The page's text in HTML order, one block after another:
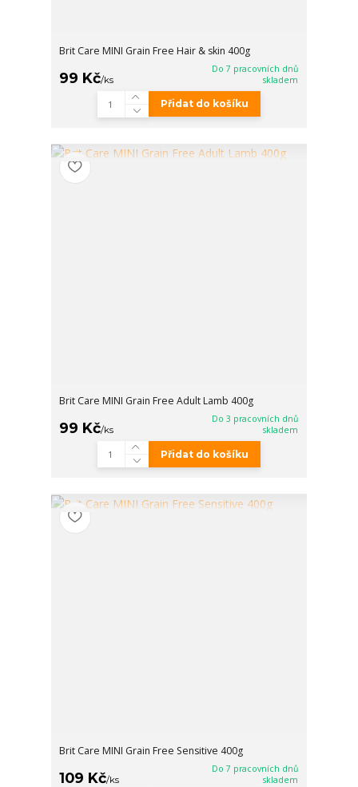
Brit Care MINI Grain Free Hair & skin 400g
99 Kč/ks
Do 7 pracovních dnů
skladem
Přidat do košíku
Brit Care MINI Grain Free Adult Lamb 400g
99 Kč/ks
Do 3 pracovních dnů
skladem
Přidat do košíku
Brit Care MINI Grain Free Sensitive 400g
109 Kč/ks
Do 7 pracovních dnů
skladem